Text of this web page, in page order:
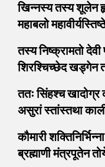
खिन्नस्य तस्य शूलेन
महाबलो
तस्य निष्क्रामतो
शिरश्चिच्छेद खड्गेन
ततः सिंहश्च खादोग्र
असुरां स्तांस्तथा
कौमारी
ब्रह्माणी मंत्रपूतेन